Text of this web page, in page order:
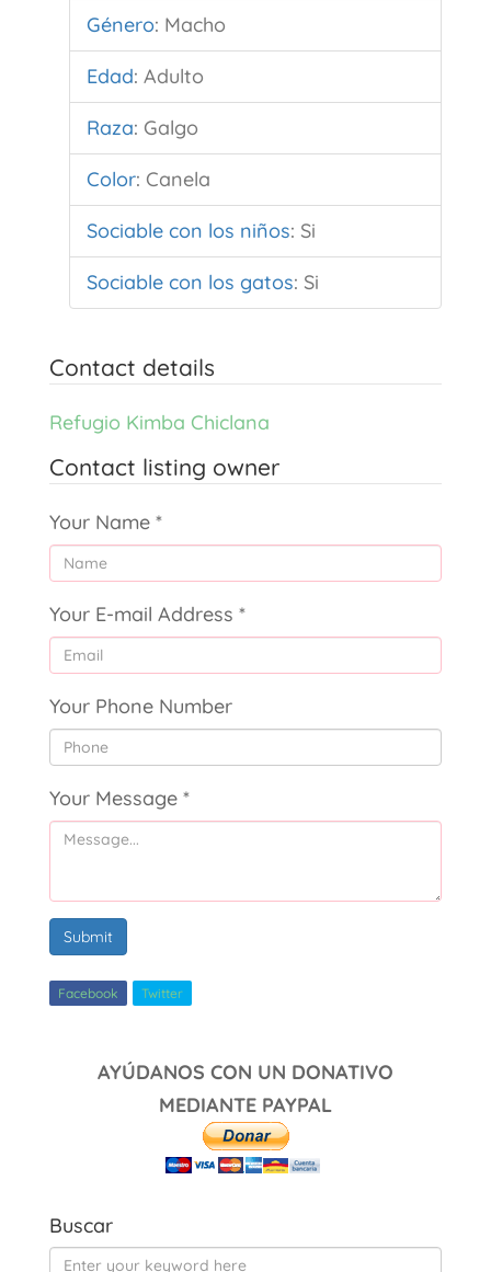
Género: Macho
Edad: Adulto
Raza: Galgo
Color: Canela
Sociable con los niños: Si
Sociable con los gatos: Si
Contact details
Refugio Kimba Chiclana
Contact listing owner
Your Name *
Your E-mail Address *
Your Phone Number
Your Message *
Submit
Facebook Twitter
AYÚDANOS CON UN DONATIVO
MEDIANTE PAYPAL
Buscar